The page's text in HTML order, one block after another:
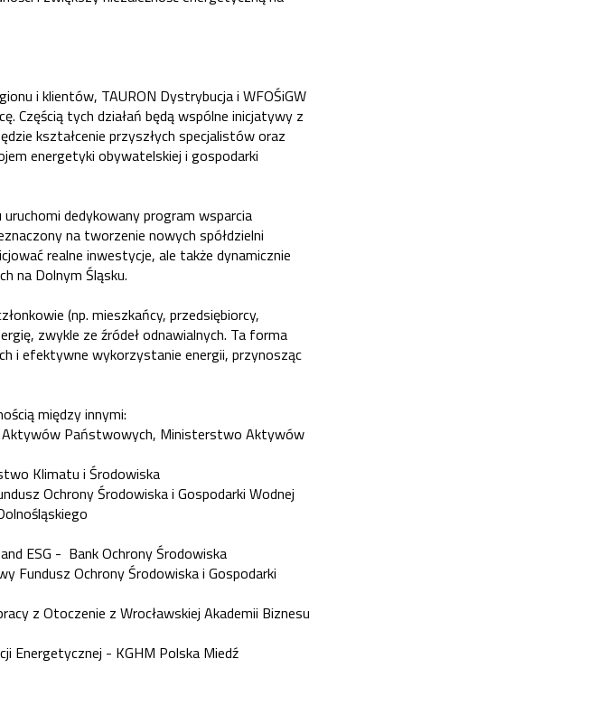
i klientów, TAURON Dystrybucja i WFOŚiGW
Częścią tych działań będą wspólne inicjatywy z
kształcenie przyszłych specjalistów oraz
energetyki obywatelskiej i gospodarki
dedykowany program wsparcia
na tworzenie nowych spółdzielni
realne inwestycje, ale także dynamicznie
na Dolnym Śląsku.
(np. mieszkańcy, przedsiębiorcy,
zwykle ze źródeł odnawialnych. Ta forma
i efektywne wykorzystanie energii, przynosząc
między innymi:
Państwowych, Ministerstwo Aktywów
Klimatu i Środowiska
Ochrony Środowiska i Gospodarki Wodnej
ESG - Bank Ochrony Środowiska
Fundusz Ochrony Środowiska i Gospodarki
z Otoczenie z Wrocławskiej Akademii Biznesu
Energetycznej - KGHM Polska Miedź